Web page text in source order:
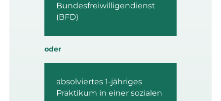
Bundesfreiwilligendienst
(BFD)
oder
absolviertes 1-jähriges
Praktikum in einer sozialen